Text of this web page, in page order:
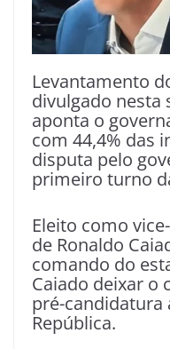
Levantamento
divulgado nesta
aponta o
com 44,4% das
disputa pelo
primeiro turno
Eleito como
de Ronaldo
comando do
Caiado deixar o
pré-candidatura
República.